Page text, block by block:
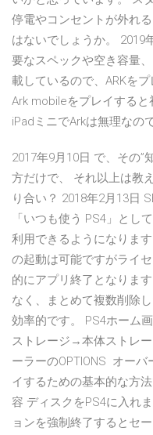
停電やコンセントが外れ
はないでしょうか。 2019
要なスペックや空き容量
載しているので、ARKを
Ark mobileをプレイする
iPadミニでArkは無理なの
2017年9月10日 で、その”
方だけで、 それ以上は教
り合い？ 2018年2月13日
「いつも使う PS4」とし
利用できるようになりま
の起動は可能ですがライ
的にアプリ終了となりま
なく、まとめて複数削除
効率的です。 PS4ホーム
ストレージ→本体ストレ
ーラーのOPTIONS オー
イするための基本的な方
容 ディスクをPS4に入れ
ョンを強制終了するとセ